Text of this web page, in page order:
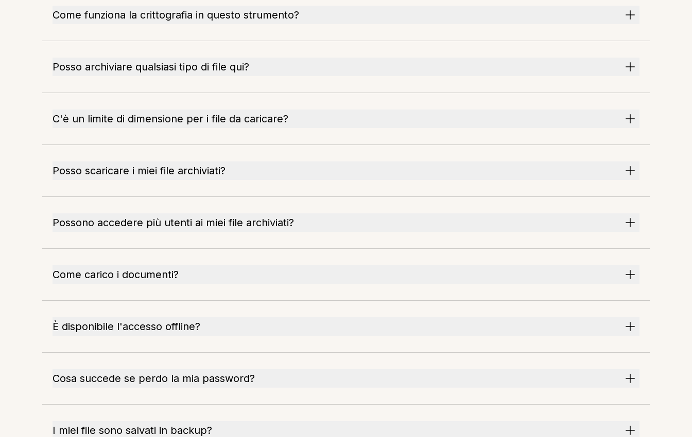
Come funziona la crittografia in questo strumento?
Posso archiviare qualsiasi tipo di file qui?
C'è un limite di dimensione per i file da caricare?
Posso scaricare i miei file archiviati?
Possono accedere più utenti ai miei file archiviati?
Come carico i documenti?
È disponibile l'accesso offline?
Cosa succede se perdo la mia password?
I miei file sono salvati in backup?